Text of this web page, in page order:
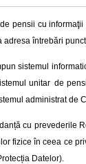
pensii cu
adresa întrebări
sistemul
unitar de
administrat de
cu prevederile
fizice în ceea ce
Datelor).